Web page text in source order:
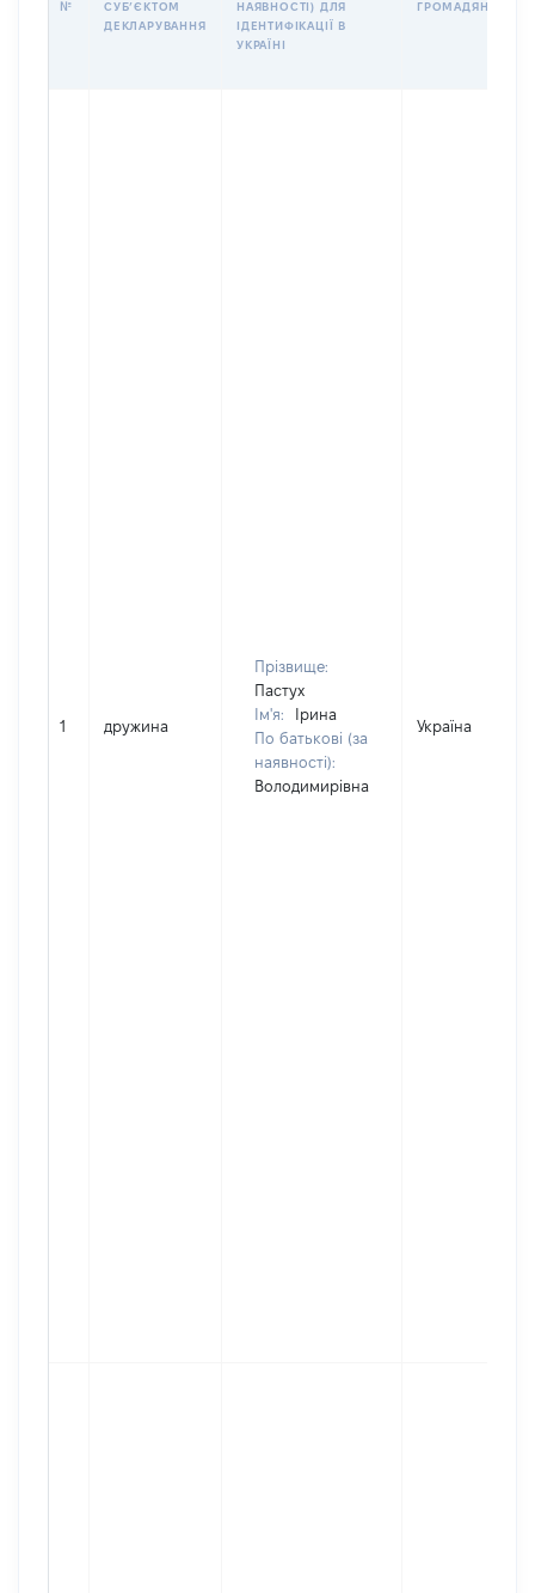
№
СУБʼЄКТОМ
ДЕКЛАРУВАННЯ
НАЯВНОСТІ) ДЛЯ
ІДЕНТИФІКАЦІЇ В
УКРАЇНІ
ГРОМАДЯНСТВО
1 дружина
Прізвище:
Пастух
Ім'я:
Ірина
По батькові (за
наявності):
Володимирівна
Україна